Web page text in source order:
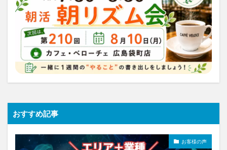
おすすめ記事
お客様の声